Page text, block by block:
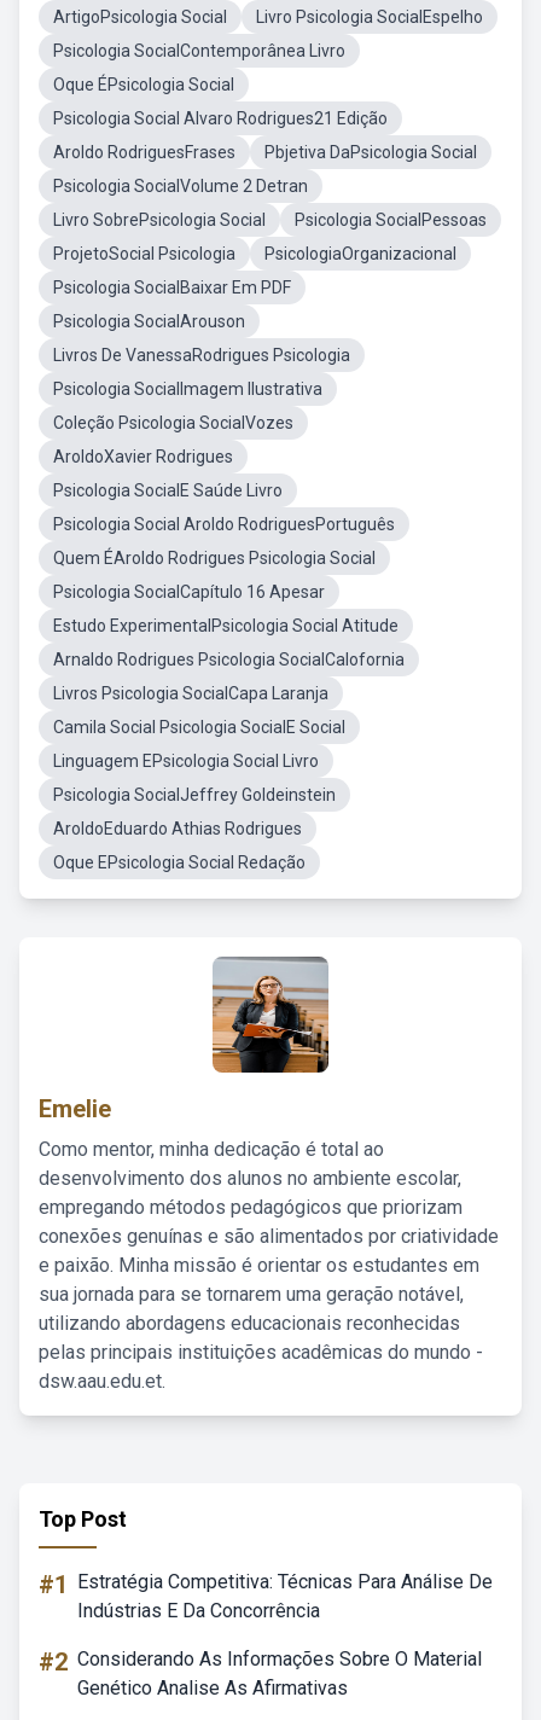
ArtigoPsicologia Social
Livro Psicologia SocialEspelho
Psicologia SocialContemporânea Livro
Oque ÉPsicologia Social
Psicologia Social Alvaro Rodrigues21 Edição
Aroldo RodriguesFrases
Pbjetiva DaPsicologia Social
Psicologia SocialVolume 2 Detran
Livro SobrePsicologia Social
Psicologia SocialPessoas
ProjetoSocial Psicologia
PsicologiaOrganizacional
Psicologia SocialBaixar Em PDF
Psicologia SocialArouson
Livros De VanessaRodrigues Psicologia
Psicologia SocialImagem Ilustrativa
Coleção Psicologia SocialVozes
AroldoXavier Rodrigues
Psicologia SocialE Saúde Livro
Psicologia Social Aroldo RodriguesPortuguês
Quem ÉAroldo Rodrigues Psicologia Social
Psicologia SocialCapítulo 16 Apesar
Estudo ExperimentalPsicologia Social Atitude
Arnaldo Rodrigues Psicologia SocialCalofornia
Livros Psicologia SocialCapa Laranja
Camila Social Psicologia SocialE Social
Linguagem EPsicologia Social Livro
Psicologia SocialJeffrey Goldeinstein
AroldoEduardo Athias Rodrigues
Oque EPsicologia Social Redação
Emelie
Como mentor, minha dedicação é total ao
desenvolvimento dos alunos no ambiente escolar,
empregando métodos pedagógicos que priorizam
conexões genuínas e são alimentados por criatividade
e paixão. Minha missão é orientar os estudantes em
sua jornada para se tornarem uma geração notável,
utilizando abordagens educacionais reconhecidas
pelas principais instituições acadêmicas do mundo -
dsw.aau.edu.et.
Top Post
#1
Estratégia Competitiva: Técnicas Para Análise De
Indústrias E Da Concorrência
#2 Considerando As Informações Sobre O Material
Genético Analise As Afirmativas